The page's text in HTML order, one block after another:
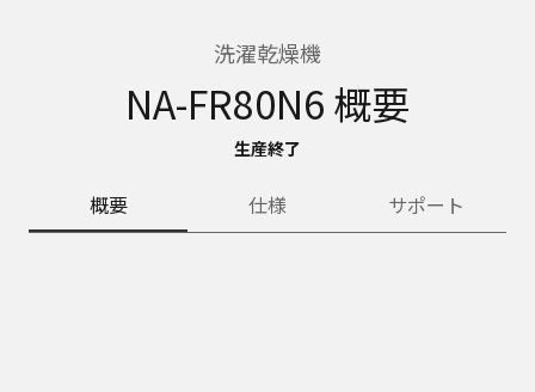
洗濯乾燥機
NA-FR80N6 概要
生産終了
概要 仕様 サポート